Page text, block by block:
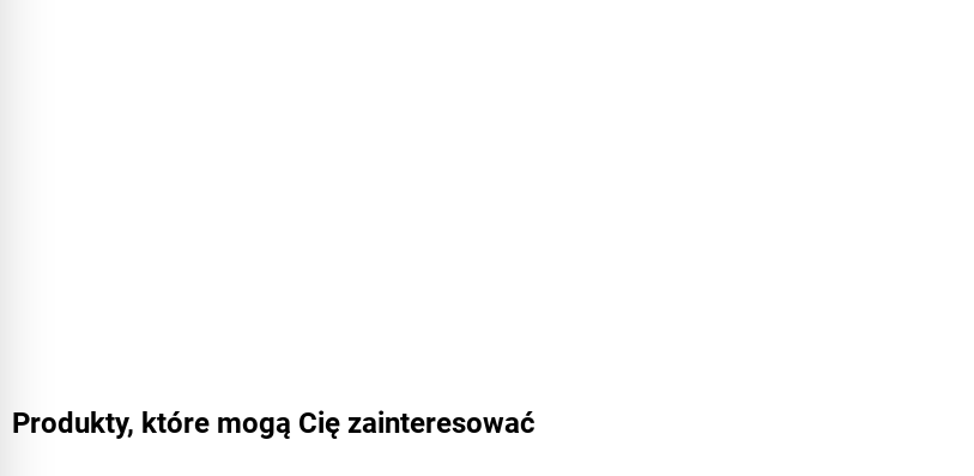
Produkty, które mogą Cię zainteresować